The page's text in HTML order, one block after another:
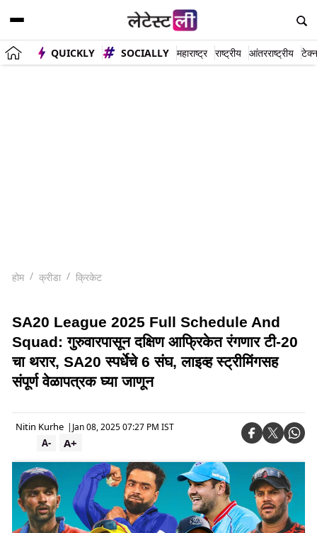
QUICKLY SOCIALLY महाराष्ट्र राष्ट्रीय आंतरराष्ट्रीय
होम क्रीडा क्रिकेट
SA20 League 2025 Full Schedule And
Squad: गुरुवारपासून दक्षिण आफ्रिकेत रंगणार टी-20
चा थरार, SA20 स्पर्धेचे 6 संघ, लाइव्ह स्ट्रीमिंगसह
संपूर्ण वेळापत्रक घ्या जाणून
Nitin Kurhe | Jan 08, 2025 07:27 PM IST
A+
A-